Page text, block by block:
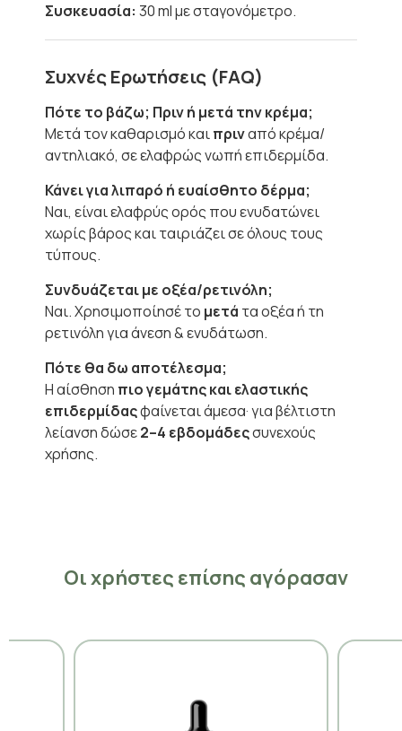
Συσκευασία: 30 ml με σταγονόμετρο.
Συχνές Ερωτήσεις (FAQ)
Πότε το βάζω; Πριν ή μετά την κρέμα;
Μετά τον καθαρισμό καιπριναπό κρέμα/
αντηλιακό, σε ελαφρώς νωπή επιδερμίδα.
Κάνει για λιπαρό ή ευαίσθητο δέρμα;
Ναι, είναι ελαφρύς ορός που ενυδατώνει
χωρίς βάρος και ταιριάζει σε όλους τους
τύπους.
Συνδυάζεται με οξέα/ρετινόλη;
Ναι. Χρησιμοποίησέ το μετά τα οξέα ή τη
ρετινόλη για άνεση & ενυδάτωση.
Πότε θα δω αποτέλεσμα;
Η αίσθηση πιο γεμάτης και ελαστικής
επιδερμίδαςφαίνεται άμεσα· για βέλτιστη
λείανση δώσε2–4 εβδομάδεςσυνεχούς
χρήσης.
Οι χρήστες επίσης αγόρασαν